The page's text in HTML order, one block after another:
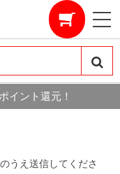
イント還元！
うえ送信してくださ